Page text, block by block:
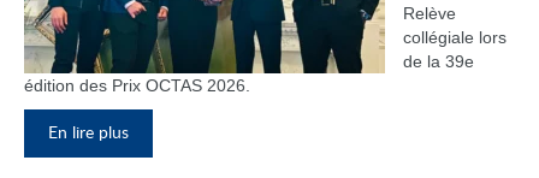
Relève
collégiale lors
de la 39e
édition des Prix OCTAS 2026.
En lire plus